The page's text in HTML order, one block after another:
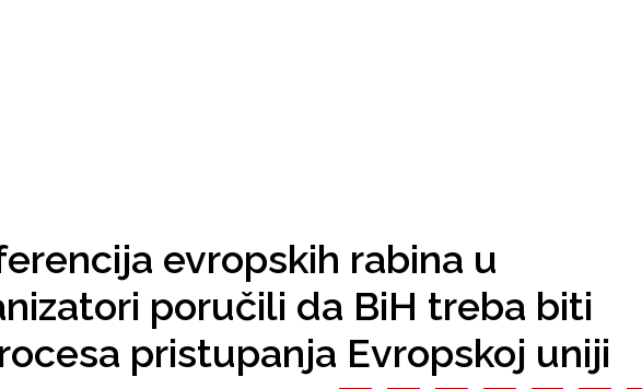
evropskih rabina u
poručili da BiH treba biti
pristupanja Evropskoj uniji